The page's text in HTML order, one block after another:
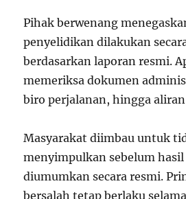
Pihak berwenang
penyelidikan dilakukan
berdasarkan laporan resmi.
memeriksa dokumen
biro perjalanan, hingga
Masyarakat diimbau untuk
menyimpulkan sebelum
diumumkan secara resmi.
bersalah tetap berlaku